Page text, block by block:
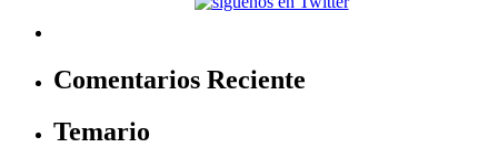
Comentarios Reciente
Temario